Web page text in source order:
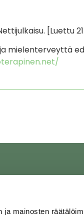
mainosten
[Luettu
mielenterveyttä